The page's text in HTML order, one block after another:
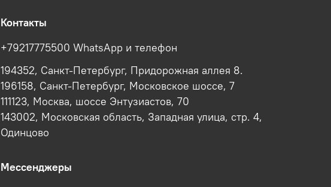
Контакты
+79217775500 WhatsApp и телефон
194352, Санкт-Петербург, Придорожная аллея 8.
196158, Санкт-Петербург, Московское шоссе, 7
111123, Москва, шоссе Энтузиастов, 70
143002, Московская область, Западная улица, стр. 4,
Одинцово
Мессенджеры